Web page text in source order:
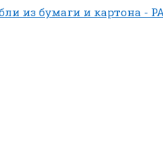
из бумаги и картона -